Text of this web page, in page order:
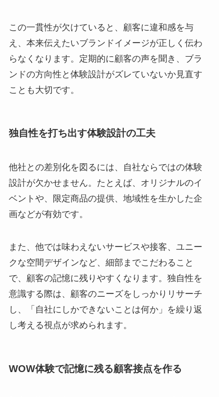
この一貫性が欠けていると、顧客に違和感を与
え、本来伝えたいブランドイメージが正しく伝わ
らなくなります。定期的に顧客の声を聞き、ブラ
ンドの方向性と体験設計がズレていないか見直す
ことも大切です。
独自性を打ち出す体験設計の工夫
他社との差別化を図るには、自社ならではの体験
設計が欠かせません。たとえば、オリジナルのイ
ベントや、限定商品の提供、地域性を生かした企
画などが有効です。
また、他では味わえないサービスや接客、ユニー
クな空間デザインなど、細部までこだわること
で、顧客の記憶に残りやすくなります。独自性を
意識する際は、顧客のニーズをしっかりリサーチ
し、「自社にしかできないことは何か」を繰り返
し考える視点が求められます。
WOW体験で記憶に残る顧客接点を作る